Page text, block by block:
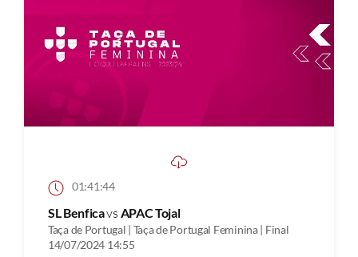
01:41:44
SL Benficavs APAC Tojal
Taça de Portugal | Taça de Portugal Feminina | Final
14/07/2024 14:55